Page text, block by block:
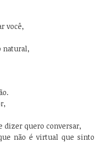
você,
natural,
dizer quero conversar,
não é virtual que sinto